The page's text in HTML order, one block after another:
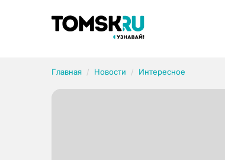
Главная Новости Интересное
Рубрики